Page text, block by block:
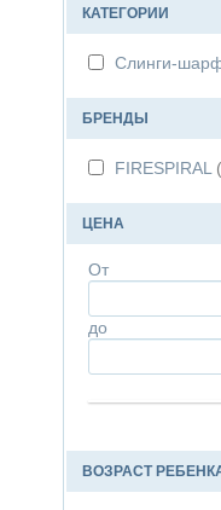
КАТЕГОРИИ
Слинги-
БРЕНДЫ
FIRESPIRAL
ЦЕНА
От
до
ВОЗРАСТ